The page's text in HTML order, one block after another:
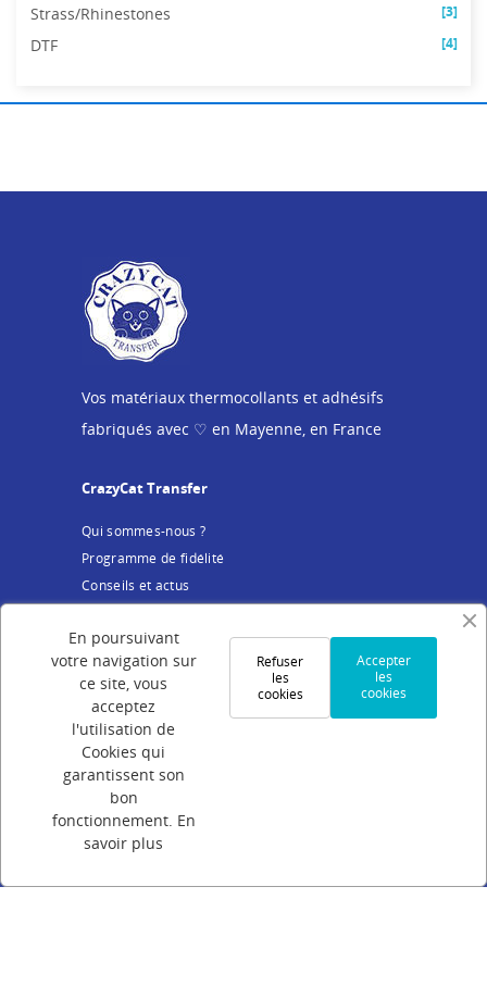
Strass/Rhinestones [3]
DTF [4]
Vos matériaux thermocollants et adhésifs
fabriqués avec ♡ en Mayenne, en France
CrazyCat Transfer
Qui sommes-nous ?
Programme de fidélité
Conseils et actus
Mentions légales
Conditions Générales de Vente
Politique de confidentialité
Cookies
Votre compte
Connexion
Suivi de commande
En poursuivant
votre navigation sur
ce site, vous
acceptez
l'utilisation de
Cookies qui
garantissent son
bon
fonctionnement. En
savoir plus
Accepter
les
cookies
Refuser
les
cookies